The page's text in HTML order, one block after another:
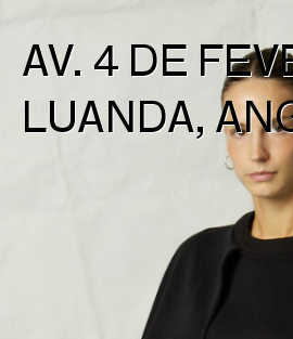
AV. 4 DE
LUANDA,